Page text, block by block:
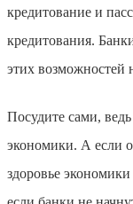
кредитование и
кредитования.
этих возможностей
Посудите сами,
экономики. А если
здоровье